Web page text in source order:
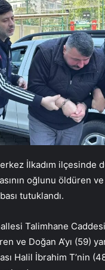
İlkadım ilçesinde
oğlunu öldüren
tutuklandı.
Talimhane
ve Doğan A’yı (59)
Halil İbrahim T’nin